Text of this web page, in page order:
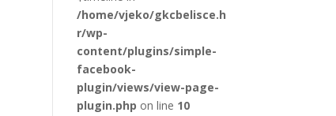
/home/vjeko/gkcbelisce.h
r/wp-
content/plugins/simple-
facebook-
plugin/views/view-page-
plugin.php on line 10